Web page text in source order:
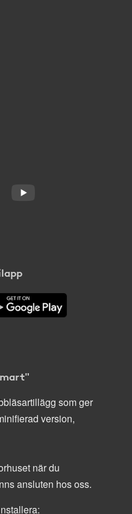
som ger
version,
när du
ansluten hos oss.